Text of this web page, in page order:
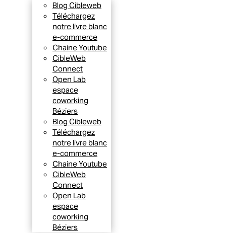
Blog Cibleweb
Téléchargez
notre livre blanc
e-commerce
Chaine Youtube
CibleWeb
Connect
Open Lab
espace
coworking
Béziers
Blog Cibleweb
Téléchargez
notre livre blanc
e-commerce
Chaine Youtube
CibleWeb
Connect
Open Lab
espace
coworking
Béziers